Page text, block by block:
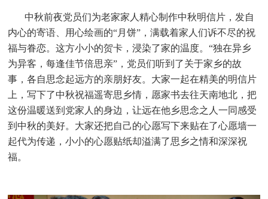
中秋前夜党员们为老家家人精心制作中秋明信片，发自
内心的寄语、用心绘画的“月饼”，满载着家人们诉不尽的祝
福与眷恋。这方小小的贺卡，浸染了家的温度。“独在异乡
为异客，每逢佳节倍思亲”，党员们听到了关于家乡的故
事，各自思念起远方的亲朋好友。大家一起在精美的明信片
上，写下了中秋祝福遥寄思乡情，愿家书去往天南地北，把
这份温暖送到党家人的身边，让远在他乡思念之人一同感受
到中秋的美好。大家还把自己的心愿写下来贴在了心愿墙一
起代为传递，小小的心愿贴纸却溢满了思乡之情和深深祝
福。